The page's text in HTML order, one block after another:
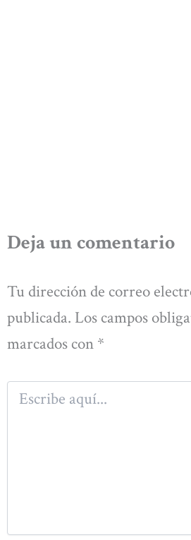
Deja un comentario
Tu dirección de correo
publicada. Los campos
marcados con *
Escribe
aquí...